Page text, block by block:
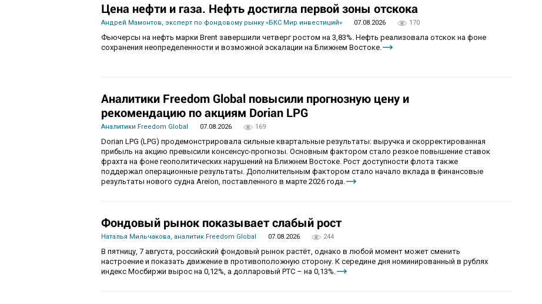
Цена нефти и газа. Нефть достигла первой зоны отскока
Андрей Мамонтов, эксперт по фондовому рынку «БКС Мир инвестиций» 07.08.2026 170
Фьючерсы на нефть марки Brent завершили четверг ростом на 3,83%. Нефть реализовала отскок на фоне
сохранения неопределенности и возможной эскалации на Ближнем Востоке.
Аналитики Freedom Global повысили прогнозную цену и
рекомендацию по акциям Dorian LPG
Аналитики Freedom Global 07.08.2026 169
Dorian LPG (LPG) продемонстрировала сильные квартальные результаты: выручка и скорректированная
прибыль на акцию превысили консенсус-прогнозы. Основным фактором стало резкое повышение ставок
фрахта на фоне геополитических нарушений на Ближнем Востоке. Рост доступности флота также
поддержал операционные результаты. Дополнительным фактором стало начало вклада в финансовые
результаты нового судна Areion, поставленного в марте 2026 года.
Фондовый рынок показывает слабый рост
Наталья Мильчакова, аналитик Freedom Global 07.08.2026 244
В пятницу, 7 августа, российский фондовый рынок растёт, однако в любой момент может сменить
настроение и показать движение в противоположную сторону. К середине дня номинированный в рублях
индекс Мосбиржи вырос на 0,12%, а долларовый РТС – на 0,13%.